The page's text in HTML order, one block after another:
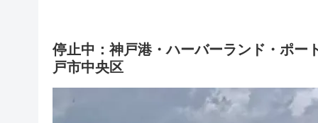
停止中：神戸港・ハーバーランド・ポー
戸市中央区